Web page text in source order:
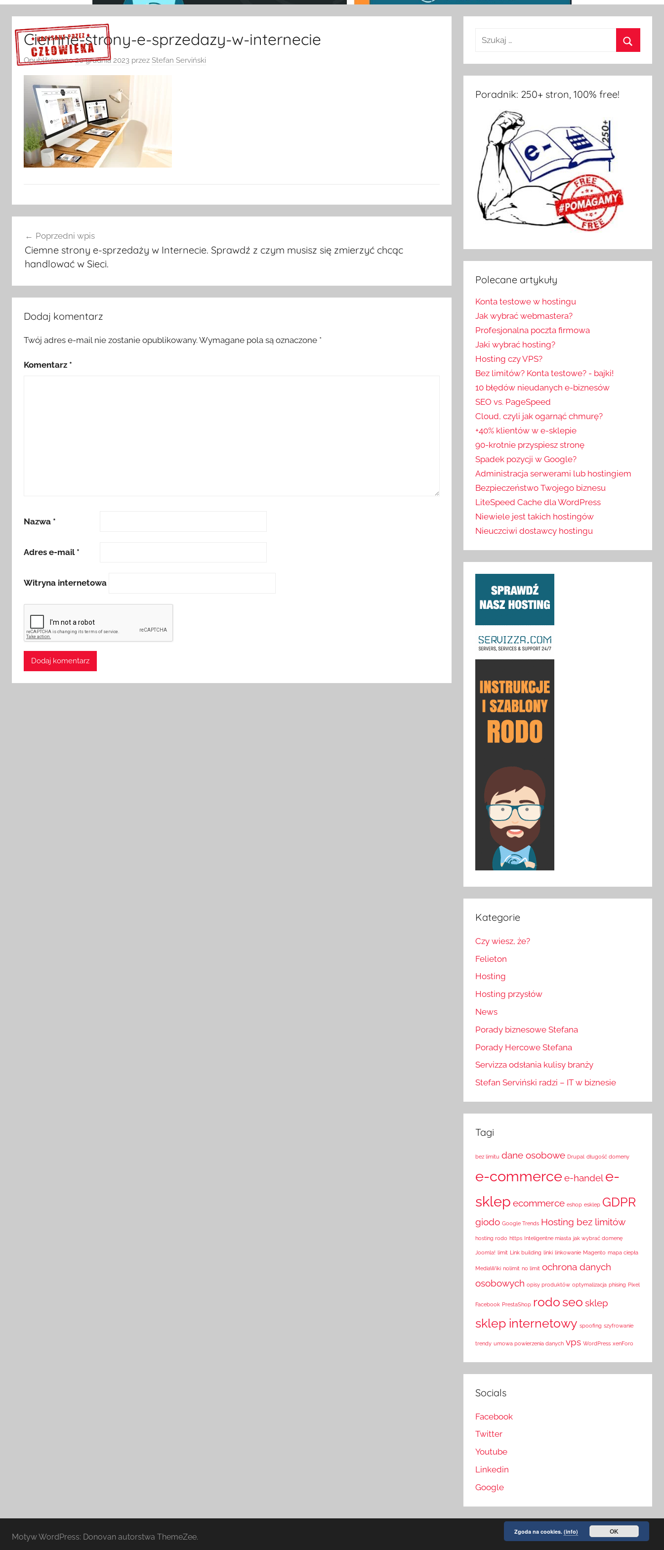
Sprawdź szczegóły >>>
Ciemne-strony-e-sprzedazy-w-internecie
Opublikowano20 grudnia 2023 przez Stefan Serviński
wpisuPoprzedni wpis
Ciemne strony e-sprzedaży w Internecie. Sprawdź z czym musisz się zmierzyć chcąc
handlować w Sieci.
Dodaj komentarz
Twój adres e-mail nie zostanie opublikowany. Wymagane pola są oznaczone *
Komentarz *
Nazwa *
Adres e-mail *
Witryna internetowa
Szukaj:
Poradnik: 250+ stron, 100% free!
Polecane artykuły
Konta testowe w hostingu
Jak wybrać webmastera?
Profesjonalna poczta firmowa
Jaki wybrać hosting?
Hosting czy VPS?
Bez limitów? Konta testowe? - bajki!
10 błędów nieudanych e-biznesów
SEO vs. PageSpeed
Cloud, czyli jak ogarnąć chmurę?
+40% klientów w e-sklepie
90-krotnie przyspiesz stronę
Spadek pozycji w Google?
Administracja serwerami lub hostingiem
Bezpieczeństwo Twojego biznesu
LiteSpeed Cache dla WordPress
Niewiele jest takich hostingów
Nieuczciwi dostawcy hostingu
Kategorie
Czy wiesz, że?
Felieton
Hosting
Hosting przysłów
News
Porady biznesowe Stefana
Porady Hercowe Stefana
Servizza odsłania kulisy branży
Stefan Serviński radzi – IT w biznesie
Tagi
bez limitu dane osobowe Drupal długość domeny
e-commercee-handel e-
sklep ecommerce eshop esklep GDPR
giodo Google Trends Hosting bez limitów
hosting rodo https Inteligentne miasta jak wybrać domenę
Joomla! limit Link building linki linkowanie Magento mapa ciepła
MediaWiki nolimit no limit ochrona danych
osobowych opisy produktów optymalizacja phising Pixel
Facebook PrestaShop rodo seo sklep
sklep internetowy spoofing szyfrowanie
trendy umowa powierzenia danych vps WordPress xenForo
Socials
Facebook
Twitter
Youtube
Linkedin
Google
Motyw WordPress: Donovan autorstwa ThemeZee.
Zgoda na cookies. (info) OK